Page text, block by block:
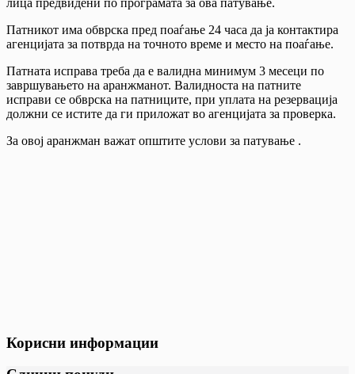
Патникот има обврска пред поаѓање 24 часа да ја контактира
агенцијата за потврда на точното време и место на поаѓање.
Патната исправа треба да е валидна минимум 3 месеци по
завршувањето на аранжманот. Валидноста на патните
исправи се обврска на патниците, при уплата на резервација
должни се истите да ги приложат во агенцијата за проверка.
За овој аранжман важат општите услови за патување .
Корисни информации